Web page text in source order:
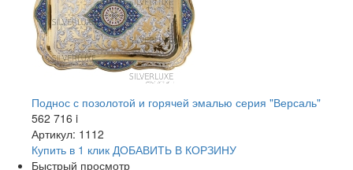
Поднос с позолотой и горячей эмалью серия "Версаль"
562 716 i
Артикул: 1112
Купить в 1 клик ДОБАВИТЬ В КОРЗИНУ
Быстрый просмотр